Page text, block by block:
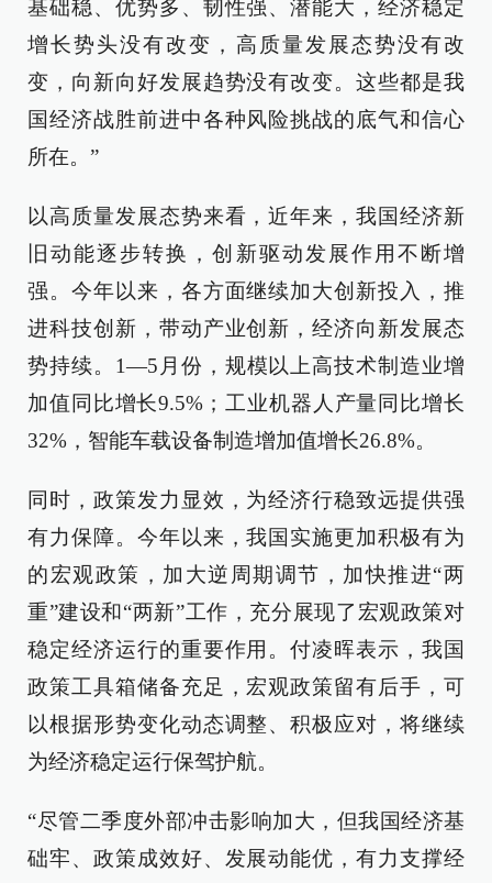
基础稳、优势多、韧性强、潜能大，经济稳定
增长势头没有改变，高质量发展态势没有改
变，向新向好发展趋势没有改变。这些都是我
国经济战胜前进中各种风险挑战的底气和信心
所在。”
以高质量发展态势来看，近年来，我国经济新
旧动能逐步转换，创新驱动发展作用不断增
强。今年以来，各方面继续加大创新投入，推
进科技创新，带动产业创新，经济向新发展态
势持续。1—5月份，规模以上高技术制造业增
加值同比增长9.5%；工业机器人产量同比增长
32%，智能车载设备制造增加值增长26.8%。
同时，政策发力显效，为经济行稳致远提供强
有力保障。今年以来，我国实施更加积极有为
的宏观政策，加大逆周期调节，加快推进“两
重”建设和“两新”工作，充分展现了宏观政策对
稳定经济运行的重要作用。付凌晖表示，我国
政策工具箱储备充足，宏观政策留有后手，可
以根据形势变化动态调整、积极应对，将继续
为经济稳定运行保驾护航。
“尽管二季度外部冲击影响加大，但我国经济基
础牢、政策成效好、发展动能优，有力支撑经